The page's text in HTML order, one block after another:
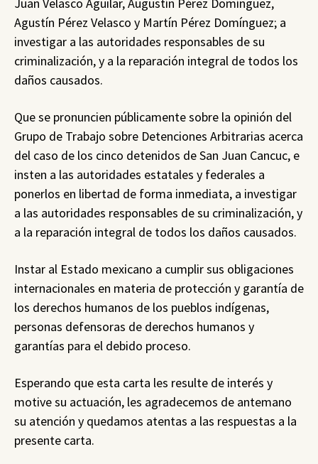
Juan Velasco Aguilar, Augustín Pérez Domínguez,
Agustín Pérez Velasco y Martín Pérez Domínguez; a
investigar a las autoridades responsables de su
criminalización, y a la reparación integral de todos los
daños causados.
Que se pronuncien públicamente sobre la opinión del
Grupo de Trabajo sobre Detenciones Arbitrarias acerca
del caso de los cinco detenidos de San Juan Cancuc, e
insten a las autoridades estatales y federales a
ponerlos en libertad de forma inmediata, a investigar
a las autoridades responsables de su criminalización, y
a la reparación integral de todos los daños causados.
Instar al Estado mexicano a cumplir sus obligaciones
internacionales en materia de protección y garantía de
los derechos humanos de los pueblos indígenas,
personas defensoras de derechos humanos y
garantías para el debido proceso.
Esperando que esta carta les resulte de interés y
motive su actuación, les agradecemos de antemano
su atención y quedamos atentas a las respuestas a la
presente carta.